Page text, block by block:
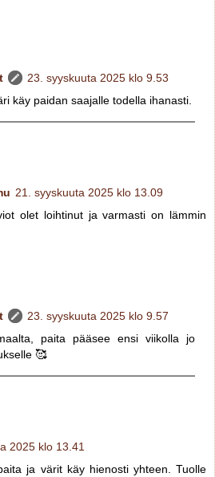
23. syyskuuta 2025 klo 9.53
käy paidan saajalle todella ihanasti.
21. syyskuuta 2025 klo 13.09
olet loihtinut ja varmasti on lämmin
23. syyskuuta 2025 klo 9.57
paita pääsee ensi viikolla jo
🥰
2025 klo 13.41
ja värit käy hienosti yhteen. Tuolle